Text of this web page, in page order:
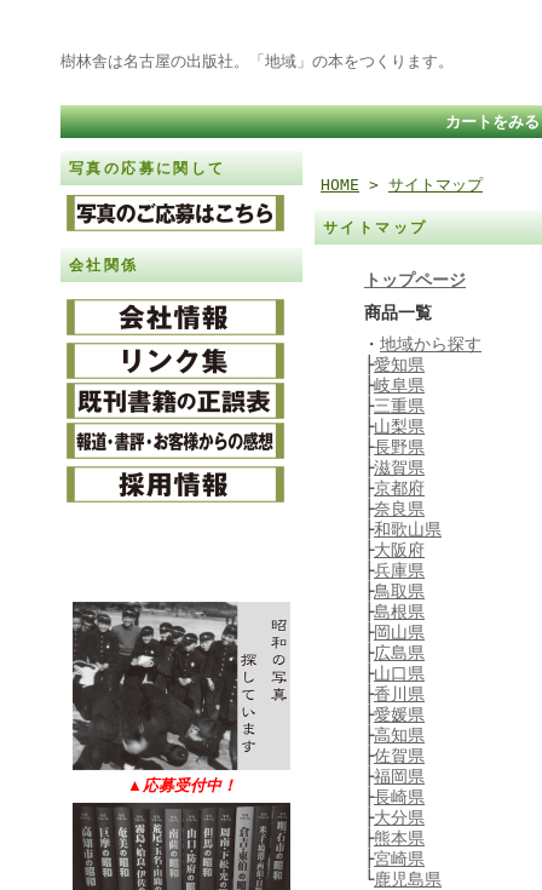
樹林舎は名古屋の出版社。「地域」の本をつくります。
カートをみる
写真の応募に関して
会社関係
▲ 応募受付中！
HOME > サイトマップ
サイトマップ
トップページ
商品一覧
・ 地域から探す
├愛知県
├岐阜県
├三重県
├山梨県
├長野県
├滋賀県
├京都府
├奈良県
├和歌山県
├大阪府
├兵庫県
├鳥取県
├島根県
├岡山県
├広島県
├山口県
├香川県
├愛媛県
├高知県
├佐賀県
├福岡県
├長崎県
├大分県
├熊本県
├宮崎県
└鹿児島県